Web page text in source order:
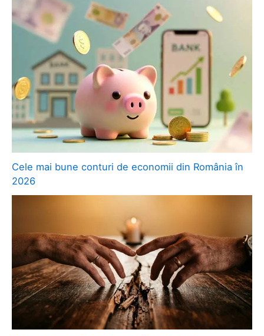
Cele mai bune conturi de economii din România în
2026